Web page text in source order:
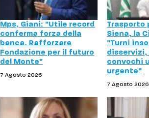
Mps, Giani: "Utile record
conferma forza della
banca. Rafforzare
Fondazione per il futuro
del Monte"
7 Agosto 2026
Trasporto
Siena, la
"Turni
disservizi,
convochi
urgente"
7 Agosto 2026